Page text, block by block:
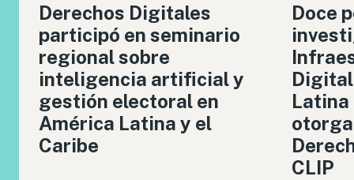
Derechos Digitales
participó en seminario
regional sobre
inteligencia artificial y
gestión electoral en
América Latina y el
Caribe
Doce
Latina
CLIP